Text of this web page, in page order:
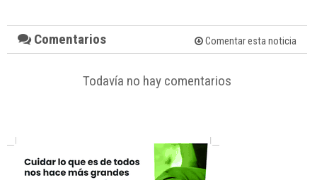
Comentarios Comentar esta noticia
Todavía no hay comentarios